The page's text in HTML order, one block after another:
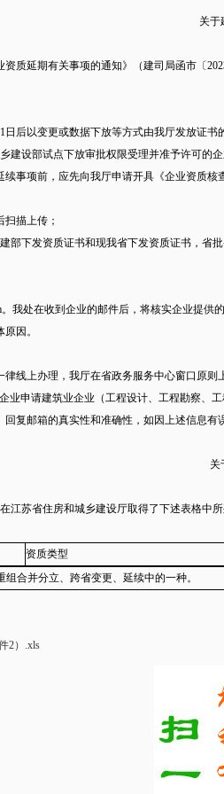
关于
质延期有关事项的通知》（建司局函市〔
日后以变更或数据下放等方式由我厅发放证书
乡建设部试点下放审批权限受理并准予许可
事项前，应先向我厅申请开具《企业资质核
描上传；
部下发资质证书和现我省下发资质证书，省
。我处在收到企业的邮件后，将核实企业提
因。
线上办理，我厅在省政务服务中心窗口原则
业申请建筑业企业（工程设计、工程勘察、工
复邮箱的真实性和准确性，如因上述信息
关
苏省住房和城乡建设厅取得了下述表格中
资质类型
合并分立、跨省变更、延续中的一种。
2）.xls